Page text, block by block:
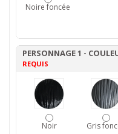
Noire foncée
PERSONNAGE 1 -
REQUIS
Noir Gris